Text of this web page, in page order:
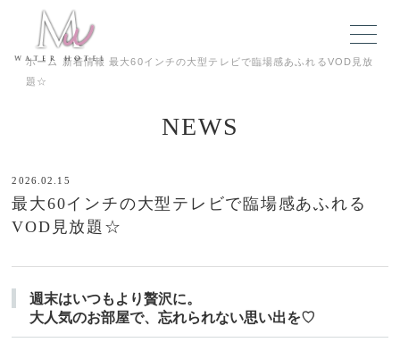
ホーム 新着情報 最大60インチの大型テレビで臨場感あふれるVOD見放
題☆
NEWS
2026.02.15
最大60インチの大型テレビで臨場感あふれる
VOD見放題☆
週末はいつもより贅沢に。
大人気のお部屋で、忘れられない思い出を♡